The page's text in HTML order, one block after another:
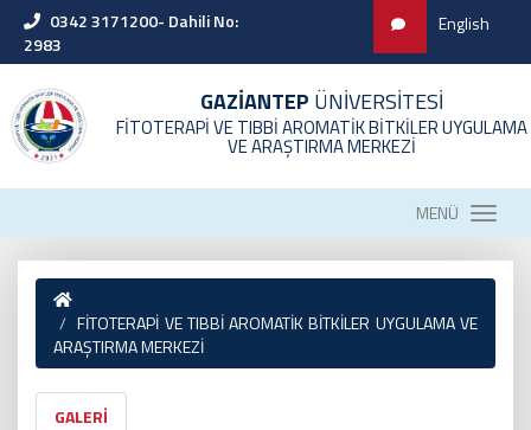
0342 3171200- Dahili No:
2983
English
GAZİANTEP ÜNİVERSİTESİ
FİTOTERAPİ VE TIBBİ AROMATİK BİTKİLER UYGULAMA
VE ARAŞTIRMA MERKEZİ
MENÜ
FİTOTERAPİ VE TIBBİ AROMATİK BİTKİLER UYGULAMA VE
ARAŞTIRMA MERKEZİ
GALERİ